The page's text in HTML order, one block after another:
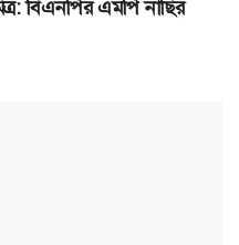
বিএনপির এমপি নাছির